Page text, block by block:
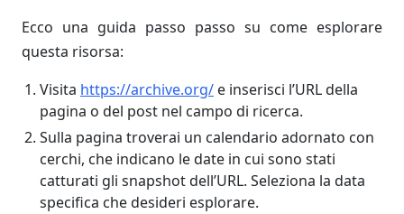
Ecco una guida passo passo su come esplorare
questa risorsa:
Visita https://archive.org/ e inserisci l’URL della
pagina o del post nel campo di ricerca.
Sulla pagina troverai un calendario adornato con
cerchi, che indicano le date in cui sono stati
catturati gli snapshot dell’URL. Seleziona la data
specifica che desideri esplorare.